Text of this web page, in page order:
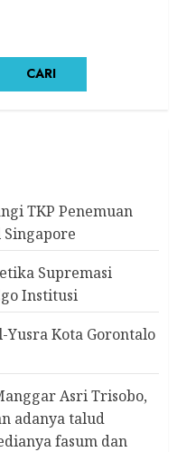
CARI
TKP Penemuan
Supremasi
Institusi
Yusra Kota Gorontalo
Asri Trisobo,
adanya talud
fasum dan